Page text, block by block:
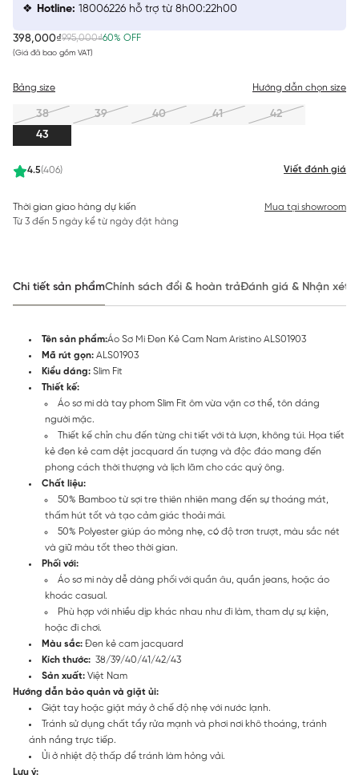
398,000₫995,000₫60% OFF
(Giá đã bao gồm VAT)
4.5(406) Viết đánh giá
Bảng size Hướng dẫn chọn size
38 39 40 41
42
43
Thời gian giao hàng dự kiến
Từ 3 đến 5 ngày kể từ ngày đặt hàng
Mua tại showroom
Hotline: 18006226 hỗ trợ từ 8h00:22h00
Chi tiết sản phẩmChính sách đổi & hoàn trảĐánh giá & Nhận xét
Tên sản phẩm:Áo Sơ Mi Đen Kẻ Cam Nam Aristino ALS01903
Mã rút gọn: ALS01903
Kiểu dáng: Slim Fit
Thiết kế:
Áo sơ mi dà tay phom Slim Fit ôm vừa vặn cơ thể, tôn dáng
người mặc.
Thiết kế chỉn chu đến từng chi tiết với tà lượn, không túi. Họa tiết
kẻ đen kẻ cam dệt jacquard ấn tượng và độc đáo mang đến
phong cách thời thượng và lịch lãm cho các quý ông.
Chất liệu:
50% Bamboo từ sợi tre thiên nhiên mang đến sự thoáng mát,
thấm hút tốt và tạo cảm giác thoải mái.
50% Polyester giúp áo mỏng nhẹ, có độ trơn trượt, màu sắc nét
và giữ màu tốt theo thời gian.
Phối với:
Áo sơ mi này dễ dàng phối với quần âu, quần jeans, hoặc áo
khoác casual.
Phù hợp với nhiều dịp khác nhau như đi làm, tham dự sự kiện,
hoặc đi chơi.
Màu sắc: Đen kẻ cam jacquard
Kích thước: 38/39/40/41/42/43
Sản xuất: Việt Nam
Hướng dẫn bảo quản và giặt ủi:
Giặt tay hoặc giặt máy ở chế độ nhẹ với nước lạnh.
Tránh sử dụng chất tẩy rửa mạnh và phơi nơi khô thoáng, tránh
ánh nắng trực tiếp.
Ủi ở nhiệt độ thấp để tránh làm hỏng vải.
Lưu ý: